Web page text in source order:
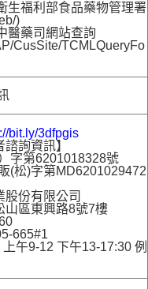
生福利部食品藥物管理署
)
醫藥司網站查詢
CusSite/TCMLQueryFo
bit.ly/3dfpgis
詢資訊】
字第6201018328號
(松)字第MD6201029472
股份有限公司
山區東興路8號7樓
665#1
午9-12 下午13-17:30 例